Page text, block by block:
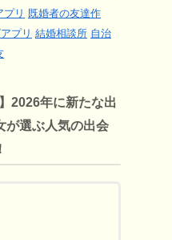
プリ 既婚者の友達作
プリ 結婚相談所 自治
2026年に新たな出
が選ぶ人気の出会